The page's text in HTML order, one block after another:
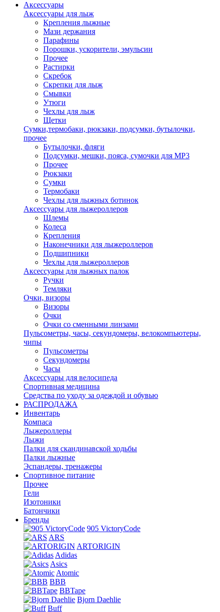
Аксессуары
Аксессуары для лыж
Крепления лыжные
Мази держания
Парафины
Порошки, ускорители, эмульсии
Прочее
Растирки
Скребок
Скрепки для лыж
Смывки
Утюги
Чехлы для лыж
Щетки
Сумки,термобаки, рюкзаки, подсумки, бутылочки,
прочее
Бутылочки, фляги
Подсумки, мешки, пояса, сумочки для MP3
Прочее
Рюкзаки
Сумки
Термобаки
Чехлы для лыжных ботинок
Аксессуары для лыжероллеров
Шлемы
Колеса
Крепления
Наконечники для лыжероллеров
Подшипники
Чехлы для лыжероллеров
Аксессуары для лыжных палок
Ручки
Темляки
Очки, визоры
Визоры
Очки
Очки со сменными линзами
Пульсометры, часы, секундомеры, велокомпьютеры,
чипы
Пульсометры
Секундомеры
Часы
Аксессуары для велосипеда
Спортивная медицина
Средства по уходу за одеждой и обувью
РАСПРОДАЖА
Инвентарь
Компаса
Лыжероллеры
Лыжи
Палки для скандинавской ходьбы
Палки лыжные
Эспандеры, тренажеры
Спортивное питание
Прочее
Гели
Изотоники
Батончики
Бренды
905 VictoryCode
ARS
ARTORIGIN
Adidas
Asics
Atomic
BBB
BBTape
Bjorn Daehlie
Buff